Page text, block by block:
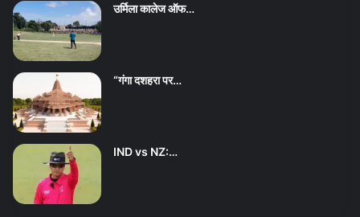
उर्मिला कालेज ऑफ…
“गंगा दशहरा पर…
IND vs NZ:…